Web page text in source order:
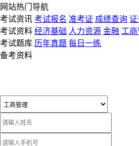
网站热门导航
考试资讯 考试报名 准考证 成绩查询 证
考试资料 经济基础 人力资源 金融 工
考试题库 历年真题 每日一练
备考资料